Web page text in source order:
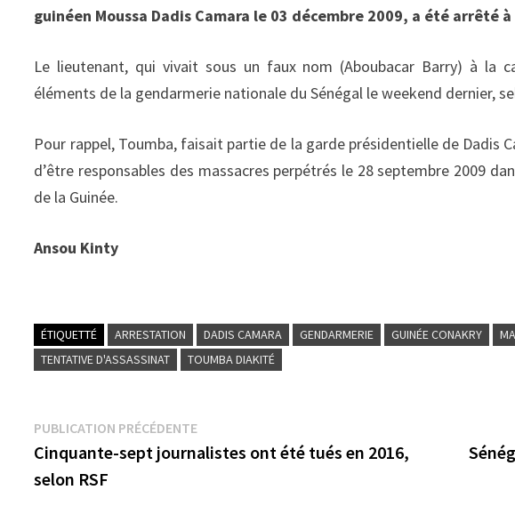
guinéen Moussa Dadis Camara le 03 décembre 2009, a été arrêté à
Le lieutenant, qui vivait sous un faux nom (Aboubacar Barry) à la
éléments de la gendarmerie nationale du Sénégal le weekend dernier,
Pour rappel, Toumba, faisait partie de la garde présidentielle de Dadis
d’être responsables des massacres perpétrés le 28 septembre 2009
de la Guinée.
Ansou Kinty
ÉTIQUETTÉ ARRESTATION DADIS CAMARA GENDARMERIE GUINÉE CONAKRY
TENTATIVE D'ASSASSINAT
TOUMBA DIAKITÉ
Navigation
de
PUBLICATION PRÉCÉDENTEPublication
précédente :
Cinquante-sept journalistes ont été tués en 2016,
selon RSF